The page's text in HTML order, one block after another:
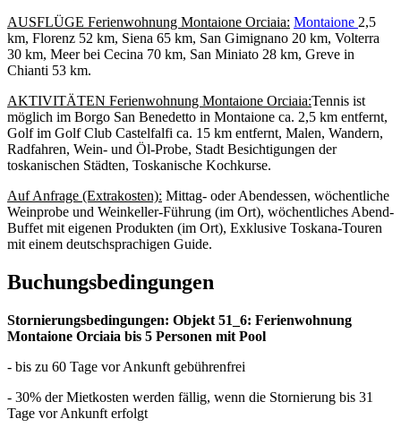
AUSFLÜGE Ferienwohnung Montaione Orciaia: Montaione 2,5
km, Florenz 52 km, Siena 65 km, San Gimignano 20 km, Volterra
30 km, Meer bei Cecina 70 km, San Miniato 28 km, Greve in
Chianti 53 km.
AKTIVITÄTEN Ferienwohnung Montaione Orciaia:Tennis ist
möglich im Borgo San Benedetto in Montaione ca. 2,5 km entfernt,
Golf im Golf Club Castelfalfi ca. 15 km entfernt, Malen, Wandern,
Radfahren, Wein- und Öl-Probe, Stadt Besichtigungen der
toskanischen Städten, Toskanische Kochkurse.
Auf Anfrage (Extrakosten): Mittag- oder Abendessen, wöchentliche
Weinprobe und Weinkeller-Führung (im Ort), wöchentliches Abend-
Buffet mit eigenen Produkten (im Ort), Exklusive Toskana-Touren
mit einem deutschsprachigen Guide.
Buchungsbedingungen
Stornierungsbedingungen: Objekt 51_6: Ferienwohnung
Montaione Orciaia bis 5 Personen mit Pool
- bis zu 60 Tage vor Ankunft gebührenfrei
- 30% der Mietkosten werden fällig, wenn die Stornierung bis 31
Tage vor Ankunft erfolgt